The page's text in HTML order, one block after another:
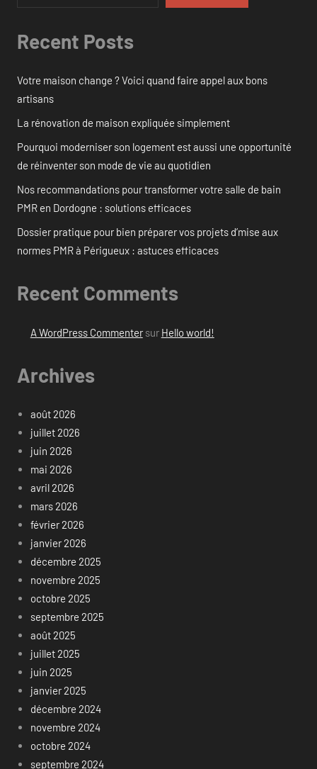
Recent Posts
Votre maison change ? Voici quand faire appel aux bons
artisans
La rénovation de maison expliquée simplement
Pourquoi moderniser son logement est aussi une opportunité
de réinventer son mode de vie au quotidien
Nos recommandations pour transformer votre salle de bain
PMR en Dordogne : solutions efficaces
Dossier pratique pour bien préparer vos projets d’mise aux
normes PMR à Périgueux : astuces efficaces
Recent Comments
A WordPress Commentersur Hello world!
Archives
août 2026
juillet 2026
juin 2026
mai 2026
avril 2026
mars 2026
février 2026
janvier 2026
décembre 2025
novembre 2025
octobre 2025
septembre 2025
août 2025
juillet 2025
juin 2025
janvier 2025
décembre 2024
novembre 2024
octobre 2024
septembre 2024